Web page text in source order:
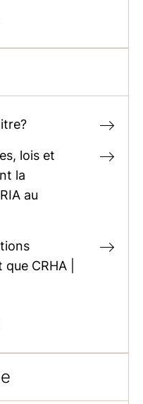
lois et
la
au
CRHA |